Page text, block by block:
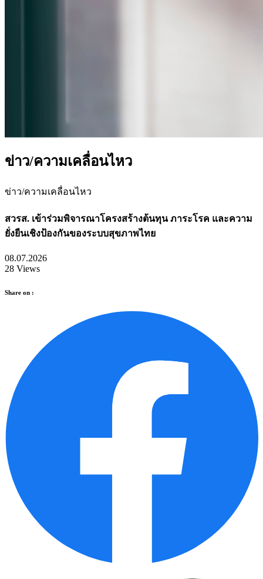
ข่าว/ความเคลื่อนไหว
ข่าว/ความเคลื่อนไหว
สวรส. เข้าร่วมพิจารณาโครงสร้างต้นทุน ภาระโรค และความ
ยั่งยืนเชิงป้องกันของระบบสุขภาพไทย
08.07.2026
28 Views
Share on :